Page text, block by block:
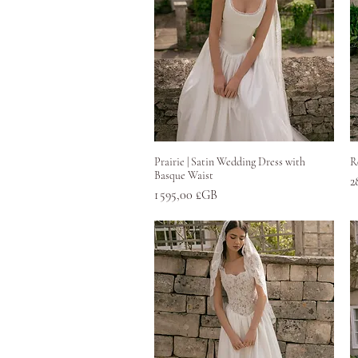
Aperçu rapide
Prairie | Satin Wedding Dress with
Basque Waist
Prix
1 595,00 £GB